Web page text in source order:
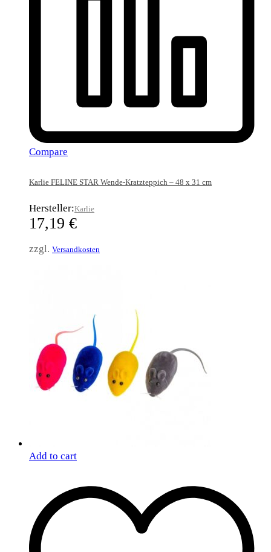
Compare
Karlie FELINE STAR Wende-Kratzteppich – 48 x 31 cm
Hersteller:Karlie
17,19 €
zzgl. Versandkosten
Add to cart